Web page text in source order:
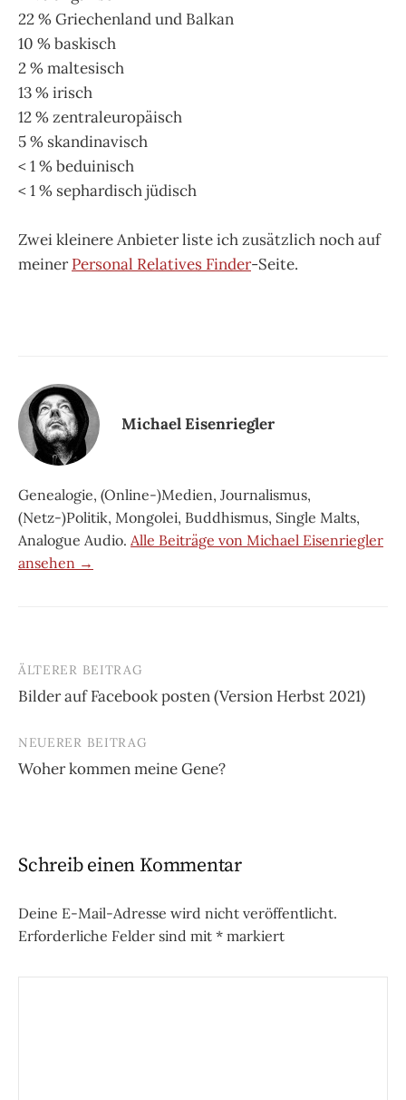
22 % Griechenland und Balkan
10 % baskisch
2 % maltesisch
13 % irisch
12 % zentraleuropäisch
5 % skandinavisch
< 1 % beduinisch
< 1 % sephardisch jüdisch
Zwei kleinere Anbieter liste ich zusätzlich noch auf
meinerPersonal Relatives Finder-Seite.
Michael Eisenriegler
Genealogie, (Online-)Medien, Journalismus,
(Netz-)Politik, Mongolei, Buddhismus, Single Malts,
Analogue Audio. Alle Beiträge von Michael Eisenriegler
ansehen →
Beitrags-
Navigation
ÄLTERER BEITRAG
Bilder auf Facebook posten (Version Herbst 2021)
NEUERER BEITRAG
Woher kommen meine Gene?
Schreib einen Kommentar
Deine E-Mail-Adresse wird nicht veröffentlicht.
Erforderliche Felder sind mit * markiert